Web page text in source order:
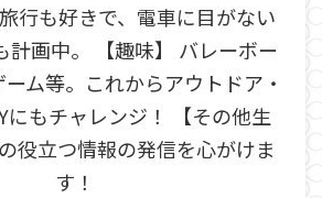
旅行も好きで、電車に目がない
計画中。 【趣味】 バレーボー
ム等。これからアウトドア・
にもチャレンジ！ 【その他生
役立つ情報の発信を心がけま
す！